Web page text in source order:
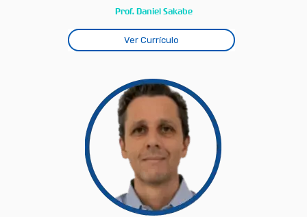
Prof. Daniel Sakabe
Ver Currículo